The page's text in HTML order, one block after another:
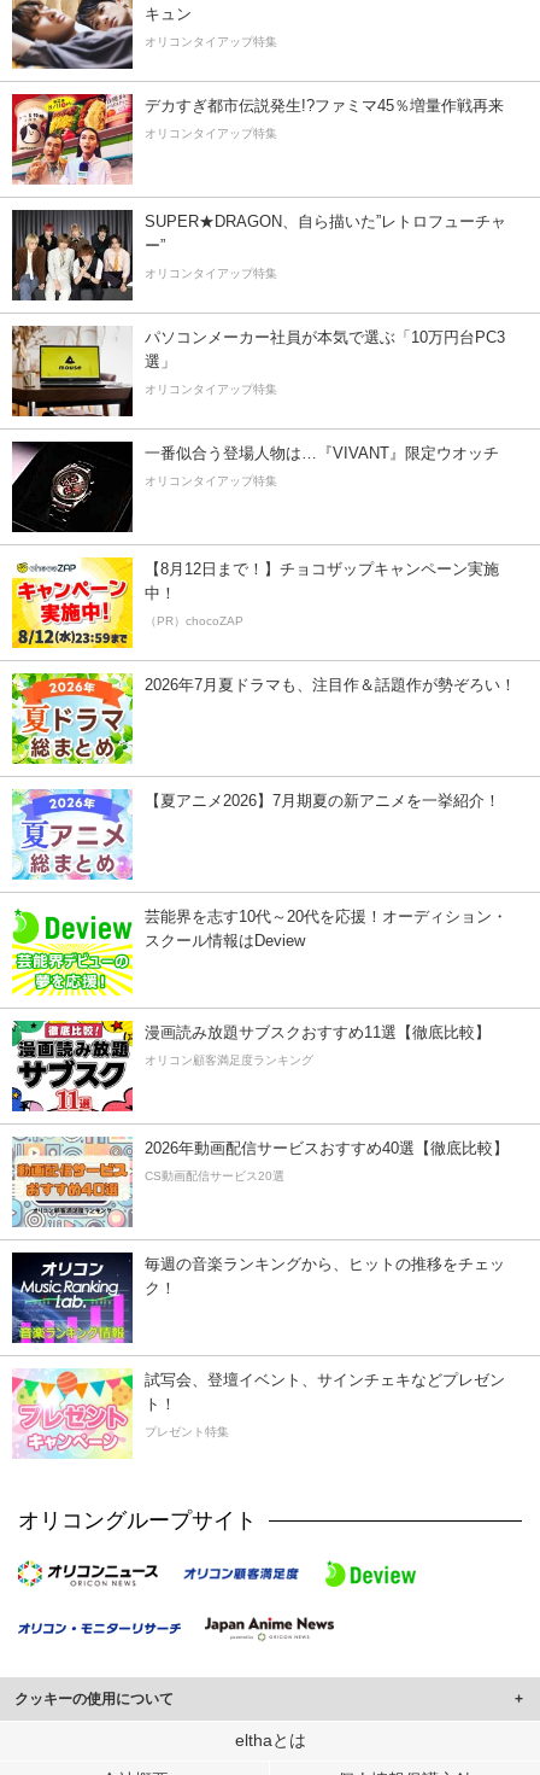
キュン
オリコンタイアップ特集
デカすぎ都市伝説発生!?ファミマ45％増量作戦再来
オリコンタイアップ特集
SUPER★DRAGON、自ら描いた”レトロフューチャ
ー”
オリコンタイアップ特集
パソコンメーカー社員が本気で選ぶ「10万円台PC3
選」
オリコンタイアップ特集
一番似合う登場人物は…『VIVANT』限定ウオッチ
オリコンタイアップ特集
【8月12日まで！】チョコザップキャンペーン実施
中！
（PR）chocoZAP
2026年7月夏ドラマも、注目作＆話題作が勢ぞろい！
【夏アニメ2026】7月期夏の新アニメを一挙紹介！
芸能界を志す10代～20代を応援！オーディション・
スクール情報はDeview
漫画読み放題サブスクおすすめ11選【徹底比較】
オリコン顧客満足度ランキング
2026年動画配信サービスおすすめ40選【徹底比較】
CS動画配信サービス20選
毎週の音楽ランキングから、ヒットの推移をチェッ
ク！
試写会、登壇イベント、サインチェキなどプレゼン
ト！
プレゼント特集
オリコングループサイト
クッキーの使用について
このサイトでは Cookie を使用して、ユーザーに合わせたコンテンツや広告の
elthaとは